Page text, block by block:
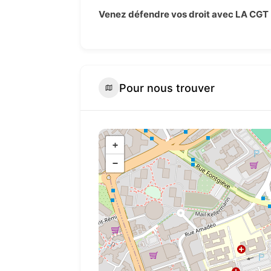
Venez défendre vos droit avec LA CGT
Pour nous trouver
+
−